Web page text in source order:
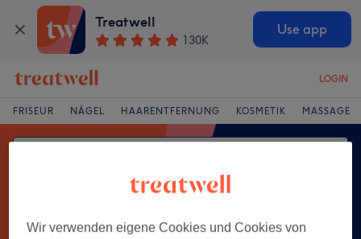
Treatwell
130K
Use app
LOGIN
FRISEUR NÄGEL HAARENTFERNUNG KOSMETIK MASSAGE
Wir verwenden eigene Cookies und Cookies von